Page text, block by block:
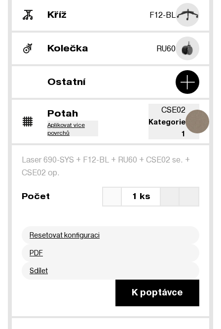
Kříž F12-BL
Kolečka RU60
Ostatní
Potah
Aplikovat více
povrchů
CSE02
Kategorie
1
Laser 690-SYS + F12-BL + RU60 + CSE02 se. +
CSE02 op.
Počet 1 ks
Resetovat konfiguraci
PDF
Sdílet
K poptávce